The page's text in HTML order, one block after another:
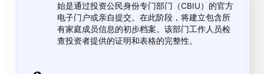
始是通过投资公民身份专门部门（CBIU）的官方
电子门户或亲自提交。在此阶段，将建立包含所
有家庭成员信息的初步档案。该部门工作人员检
查投资者提供的证明和表格的完整性。